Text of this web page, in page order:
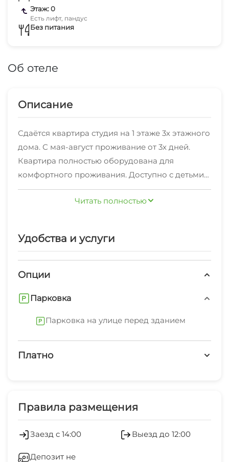
Этаж: 0
Есть лифт, пандус
Без питания
Об отеле
Описание
Сдаётся квартира студия на 1 этаже 3х этажного
дома. С мая-август проживание от 3х дней.
Квартира полностью оборудована для
комфортного проживания. Доступно с детьми
от 3х лет, детская кроватка не предоставляется.
Спальное место - большой 2х спальный
направления- Красная поляна, Адлер, Сочи, до
пешком. До моря на автобусе 15 минут.Депозит
так же в порядке, как и при заселении.
кухонной зоной сдаётся на
минимальный срок от 1 до 2 суток. Заезд
после 14:00, отъезд до 12:00
Читать полностью
Удобства и услуги
Опции
Парковка
Парковка на улице перед зданием
Платно
Правила размещения
Заезд с 14:00 Выезд до 12:00
Депозит не